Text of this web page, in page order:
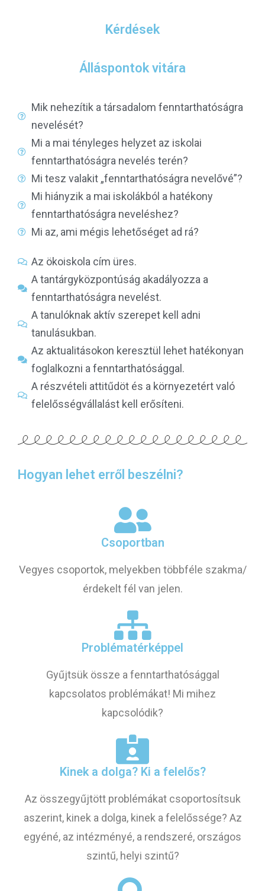
Kérdések
Álláspontok vitára
Mik nehezítik a társadalom fenntarthatóságra
nevelését?
Mi a mai tényleges helyzet az iskolai
fenntarthatóságra nevelés terén?
Mi tesz valakit „fenntarthatóságra nevelővé”?
Mi hiányzik a mai iskolákból a hatékony
fenntarthatóságra neveléshez?
Mi az, ami mégis lehetőséget ad rá?
Az ökoiskola cím üres.
A tantárgyközpontúság akadályozza a
fenntarthatóságra nevelést.
A tanulóknak aktív szerepet kell adni
tanulásukban.
Az aktualitásokon keresztül lehet hatékonyan
foglalkozni a fenntarthatósággal.
A részvételi attitűdöt és a környezetért való
felelősségvállalást kell erősíteni.
Hogyan lehet erről beszélni?
Csoportban
Vegyes csoportok, melyekben többféle szakma/
érdekelt fél van jelen.
Problématérképpel
Gyűjtsük össze a fenntarthatósággal
kapcsolatos problémákat! Mi mihez
kapcsolódik?
Kinek a dolga? Ki a felelős?
Az összegyűjtött problémákat csoportosítsuk
aszerint, kinek a dolga, kinek a felelőssége? Az
egyéné, az intézményé, a rendszeré, országos
szintű, helyi szintű?